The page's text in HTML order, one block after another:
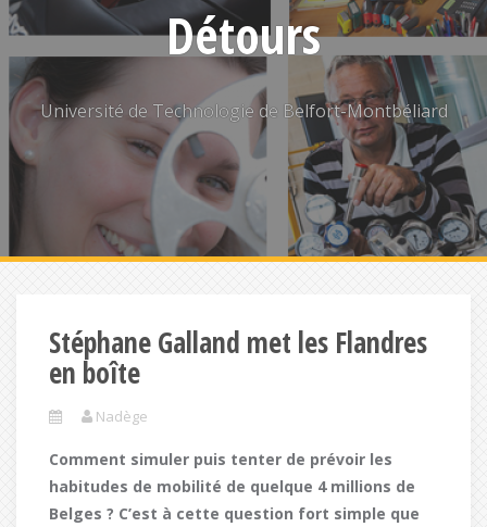
Détours
Université de Technologie de Belfort-Montbéliard
Stéphane Galland met les Flandres
en boîte
Nadège
Comment simuler puis tenter de prévoir les
habitudes de mobilité de quelque 4 millions de
Belges ? C’est à cette question fort simple que